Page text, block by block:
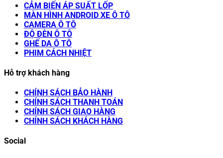
CẢM BIẾN ÁP SUẤT LỐP
MÀN HÌNH ANDROID XE Ô TÔ
CAMERA Ô TÔ
ĐỘ ĐÈN Ô TÔ
GHẾ DA Ô TÔ
PHIM CÁCH NHIỆT
Hỗ trợ khách hàng
CHÍNH SÁCH BẢO HÀNH
CHÍNH SÁCH THANH TOÁN
CHÍNH SÁCH GIAO HÀNG
CHÍNH SÁCH KHÁCH HÀNG
Social